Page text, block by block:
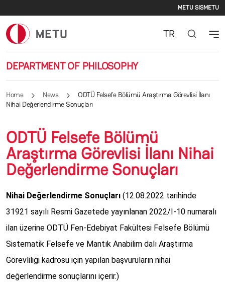
METU SISMETU
DEPARTMENT OF PHILOSOPHY
TR
Home News
ODTÜ Felsefe Bölümü Araştırma Görevlisi İlanı
Nihai Değerlendirme Sonuçları
ODTÜ Felsefe Bölümü
Araştırma Görevlisi İlanı Nihai
Değerlendirme Sonuçları
Nihai Değerlendirme Sonuçları (12.08.2022 tarihinde
31921 sayılı Resmi Gazetede yayınlanan 2022/I-10 numaralı
ilan üzerine ODTÜ Fen-Edebiyat Fakültesi Felsefe Bölümü
Sistematik Felsefe ve Mantık Anabilim dalı Araştırma
Görevliliği kadrosu için yapılan başvuruların nihai
değerlendirme sonuçlarını içerir.)